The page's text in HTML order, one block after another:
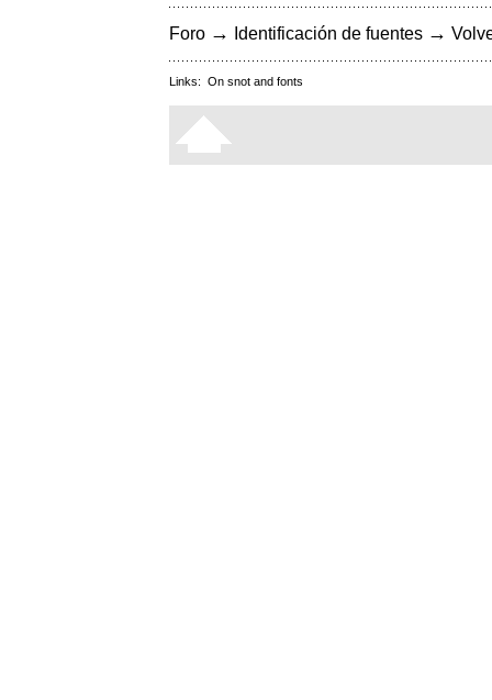
Foro → Identificación de fuentes →
Links: On snot and fonts